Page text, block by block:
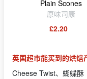
Plain Scones
原味司康
£2.20
英国超市能买到的烘焙
Cheese Twist、蝴蝶酥